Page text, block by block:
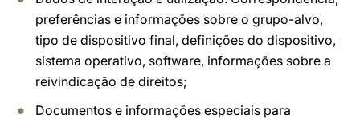
preferências e informações sobre o grupo-alvo,
tipo de dispositivo final, definições do dispositivo,
sistema operativo, software, informações sobre a
reivindicação de direitos;
Documentos e informações especiais para